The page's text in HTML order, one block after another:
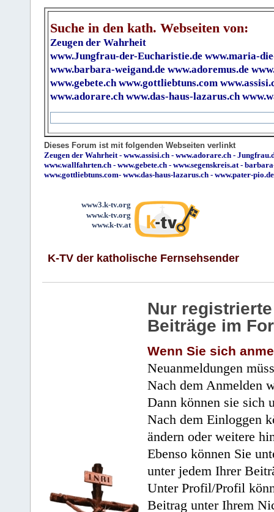
Suche in den kath. Webseiten von:
Zeugen der Wahrheit
www.Jungfrau-der-Eucharistie.de www.maria-
www.barbara-weigand.de www.adoremus.de
www.gebete.ch www.gottliebtuns.com
www.adorare.ch www.das-haus-lazarus.ch
Dieses Forum ist mit folgenden Webseiten verlinkt
Zeugen der Wahrheit - www.assisi.ch - www.adorare.ch -
www.wallfahrten.ch - www.gebete.ch - www.segenskreis.at -
www.gottliebtuns.com- www.das-haus-lazarus.ch - www.pater-pio.de
www3.k-tv.org
www.k-tv.org
www.k-tv.at
K-TV der katholische Fernsehsender
Nur
Beiträge im
Wenn Sie sich
Neuanmeldungen
Nach dem Anmelden
Dann können sie sich
Nach dem Einloggen
ändern oder weitere
Ebenso können Sie
unter jedem Ihrer
Unter Profil/Profil
Beitrag unter Ihrem